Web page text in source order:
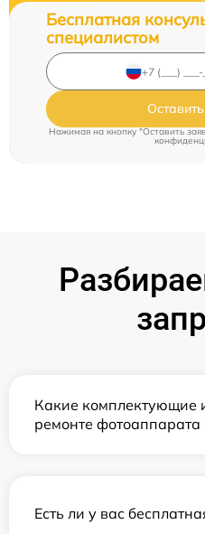
Бесплатная
специалистом
Нажимая на кнопку "Оставить
Какие комплектующие
ремонте фотоаппарата
Есть ли у вас